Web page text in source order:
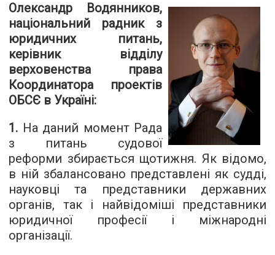
Олександр Водянников,
національний радник з
юридичних питань,
керівник відділу
верховенства права
Координатора проектів
ОБСЄ в Україні:
1. На даний момент Рада
з питань судової
реформи збирається щотижня. Як відомо,
в ній збалансовано представлені як судді,
науковці та представники державних
органів, так і найвідоміші представники
юридичної професії і міжнародні
організації.